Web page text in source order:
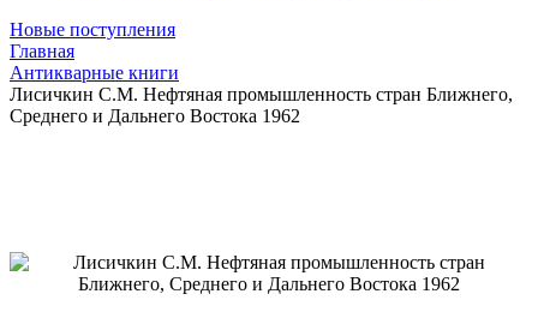
Новые поступления
Главная
Антикварные книги
Лисичкин С.М. Нефтяная промышленность стран Ближнего,
Среднего и Дальнего Востока 1962